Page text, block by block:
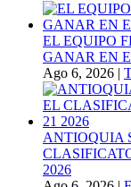
EL EQUIPO
GANAR EN
Ago 6, 2026 |
ANTIOQUIA
2026